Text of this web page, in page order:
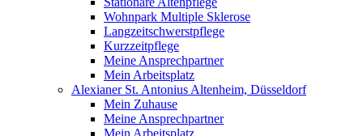
Wohnpark Multiple Sklerose
Langzeitschwerstpflege
Kurzzeitpflege
Meine Ansprechpartner
Mein Arbeitsplatz
Alexianer St. Antonius Altenheim, Düsseldorf
Mein Zuhause
Meine Ansprechpartner
Mein Arbeitsplatz